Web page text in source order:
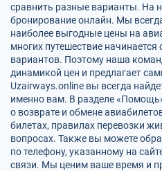
сравнить разные варианты. На
бронирование онлайн. Мы
наиболее выгодные цены на
многих путешествие начинается
вариантов. Поэтому наша
динамикой цен и предлагает
Uzairways.online вы всегда
именно вам. В разделе
о возврате и обмене
билетах, правилах перевозки
вопросах. Также вы можете
по телефону, указанному на
связи. Мы ценим ваше время и